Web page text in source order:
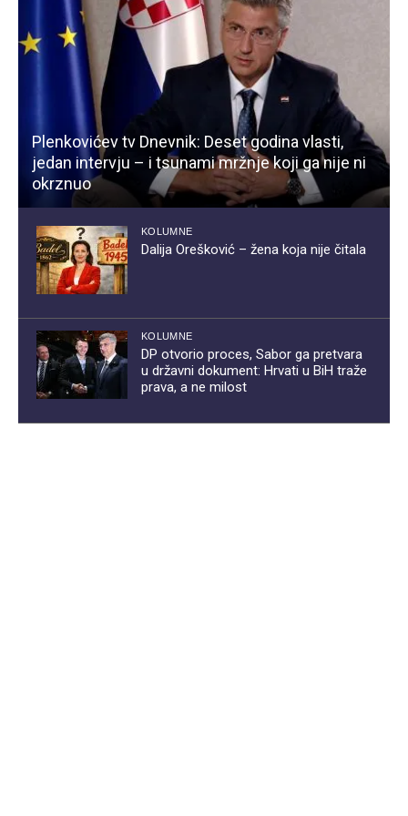
Plenkovićev tv Dnevnik: Deset godina vlasti,
jedan intervju – i tsunami mržnje koji ga nije ni
okrznuo
KOLUMNE
Dalija Orešković – žena koja nije čitala
KOLUMNE
DP otvorio proces, Sabor ga pretvara
u državni dokument: Hrvati u BiH traže
prava, a ne milost